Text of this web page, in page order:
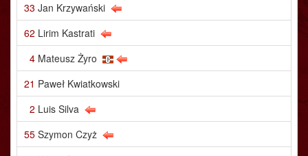
33 Jan Krzywański
62 Lirim Kastrati
4 Mateusz Żyro
21 Paweł Kwiatkowski
2 Luis Silva
55 Szymon Czyż